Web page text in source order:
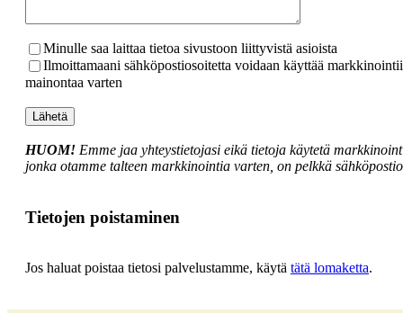
Minulle saa laittaa tietoa sivustoon liittyvistä asioista
Ilmoittamaani sähköpostiosoitetta voidaan käyttää
mainontaa varten
HUOM! Emme jaa yhteystietojasi eikä tietoja käytetä
jonka otamme talteen markkinointia varten, on pelkkä
Tietojen poistaminen
Jos haluat poistaa tietosi palvelustamme, käytä tätä lomaketta.